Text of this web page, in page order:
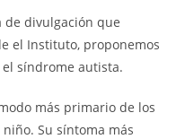
de divulgación que
el Instituto, proponemos
síndrome autista.
más primario de los
Su síntoma más